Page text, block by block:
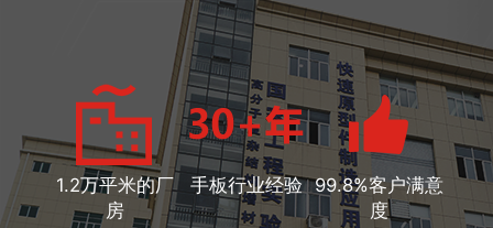
1.2万平米的厂
房
手板行业经验 99.8%客户满意
度